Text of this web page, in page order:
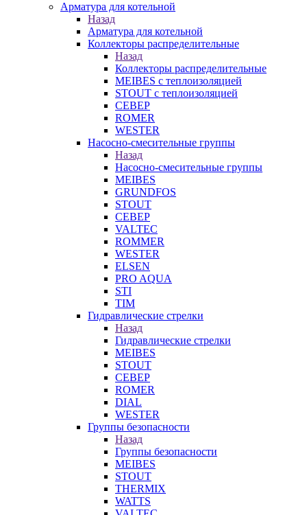
Арматура для котельной
Назад
Арматура для котельной
Коллекторы распределительные
Назад
Коллекторы распределительные
MEIBES с теплоизоляцией
STOUT с теплоизоляцией
СЕВЕР
ROMER
WESTER
Насосно-смесительные группы
Назад
Насосно-смесительные группы
MEIBES
GRUNDFOS
STOUT
СЕВЕР
VALTEC
ROMMER
WESTER
ELSEN
PRO AQUA
STI
TIM
Гидравлические стрелки
Назад
Гидравлические стрелки
MEIBES
STOUT
СЕВЕР
ROMER
DIAL
WESTER
Группы безопасности
Назад
Группы безопасности
MEIBES
STOUT
THERMIX
WATTS